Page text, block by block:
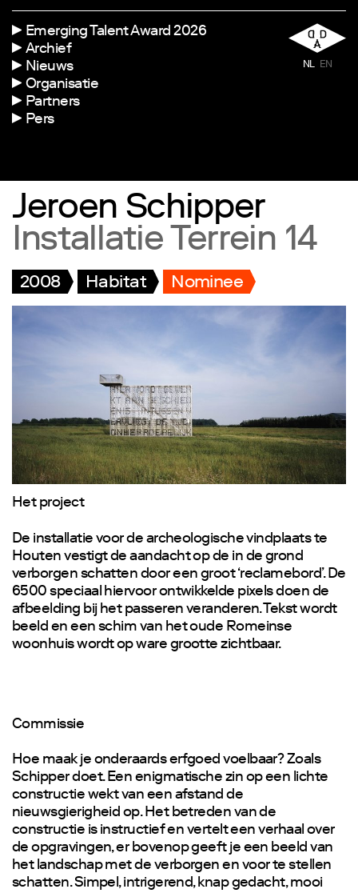
Emerging Talent Award 2026
Archief
Nieuws
Organisatie
Partners
Pers
NL EN
Jeroen Schipper
Installatie Terrein 14
2008 Habitat Nominee
Het project
De installatie voor de archeologische vindplaats te
Houten vestigt de aandacht op de in de grond
verborgen schatten door een groot ‘reclamebord’. De
6500 speciaal hiervoor ontwikkelde pixels doen de
afbeelding bij het passeren veranderen. Tekst wordt
beeld en een schim van het oude Romeinse
woonhuis wordt op ware grootte zichtbaar.
Commissie
Hoe maak je onderaards erfgoed voelbaar? Zoals
Schipper doet. Een enigmatische zin op een lichte
constructie wekt van een afstand de
nieuwsgierigheid op. Het betreden van de
constructie is instructief en vertelt een verhaal over
de opgravingen, er bovenop geeft je een beeld van
het landschap met de verborgen en voor te stellen
schatten. Simpel, intrigerend, knap gedacht, mooi